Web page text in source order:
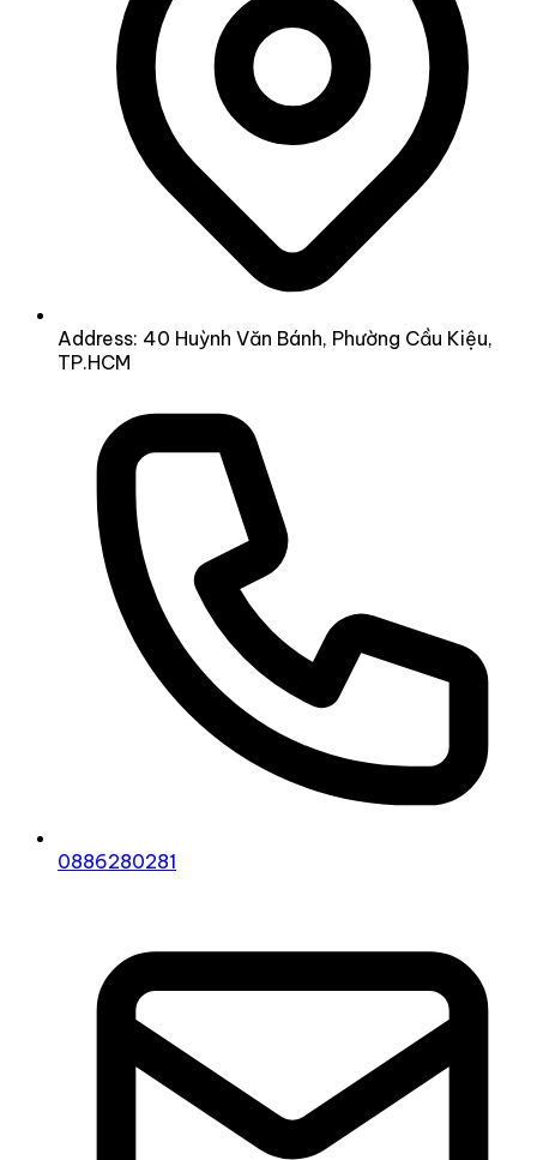
Address: 40 Huỳnh Văn Bánh, Phường Cầu Kiệu,
TP.HCM
0886280281